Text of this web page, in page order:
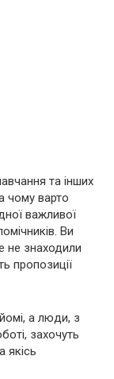
та інших
чому варто
важливої
Ви
не знаходили
пропозиції
а люди, з
захочуть
якісь